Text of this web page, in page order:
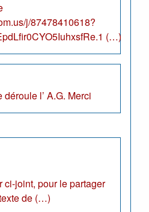
j/87478410618?
(…)
l’ A.G. Merci
ci-joint, pour le partager
de (…)